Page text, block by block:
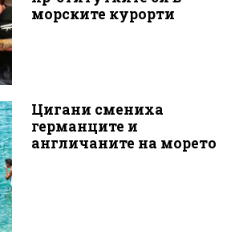
морските курорти
Цигани смениха
германците и
англичаните на морето